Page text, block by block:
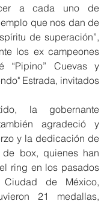
a cada uno de
que nos dan de
de superación”,
los ex campeones
“Pipino” Cuevas y
Estrada, invitados
la gobernante
agradeció y
y la dedicación de
de box, quienes han
ring en los pasados
de México,
21 medallas,